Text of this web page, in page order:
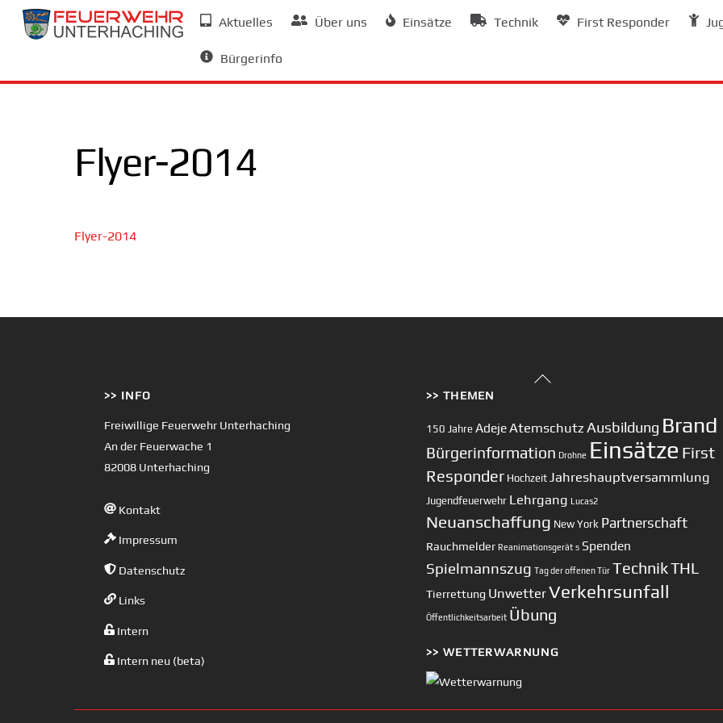
Skip
Aktuelles Über uns Einsätze Technik First Responder
Bürgerinfo
Flyer-2014
Flyer-2014
Back
>> INFO
Freiwillige Feuerwehr Unterhaching
An der Feuerwache 1
82008 Unterhaching
Kontakt
Impressum
Datenschutz
Links
Intern
Intern neu (beta)
>> THEMEN
150 Jahre AdejeAtemschutz Ausbildung Brand
Bürgerinformation Drohne Einsätze First
Responder Hochzeit Jahreshauptversammlung
Jugendfeuerwehr Lehrgang Lucas2
Neuanschaffung New York Partnerschaft
Rauchmelder Reanimationsgerät s Spenden
Spielmannszug Tag der offenen Tür TechnikTHL
Tierrettung UnwetterVerkehrsunfall
Öffentlichkeitsarbeit Übung
>> WETTERWARNUNG